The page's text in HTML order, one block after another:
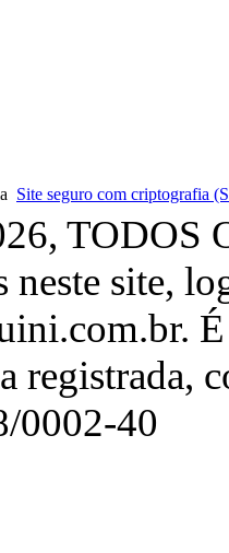
Site seguro com criptografia
TODOS
neste site,
É
registrada,
0002-40